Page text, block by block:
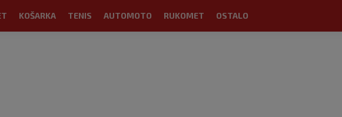
KOŠARKA TENIS AUTOMOTO RUKOMET OSTALO